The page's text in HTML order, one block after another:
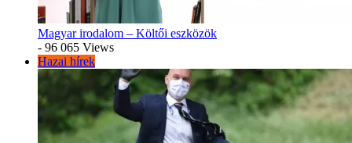
Magyar irodalom – Költői eszközök
- 96 065 Views
Hazai hírek